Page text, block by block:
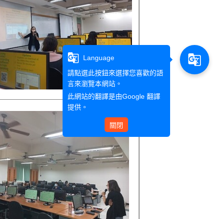
g_translate
Language
請點選此按鈕來選擇您喜歡的語
言來瀏覽本網站。
此網站的翻譯是由Google 翻譯
提供。
關閉
g_translate